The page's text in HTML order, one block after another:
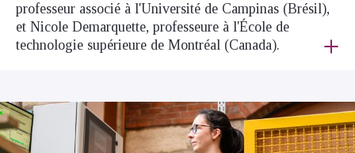
professeur associé à l'Université de Campinas (Brésil),
et Nicole Demarquette, professeure à l'École de
technologie supérieure de Montréal (Canada).